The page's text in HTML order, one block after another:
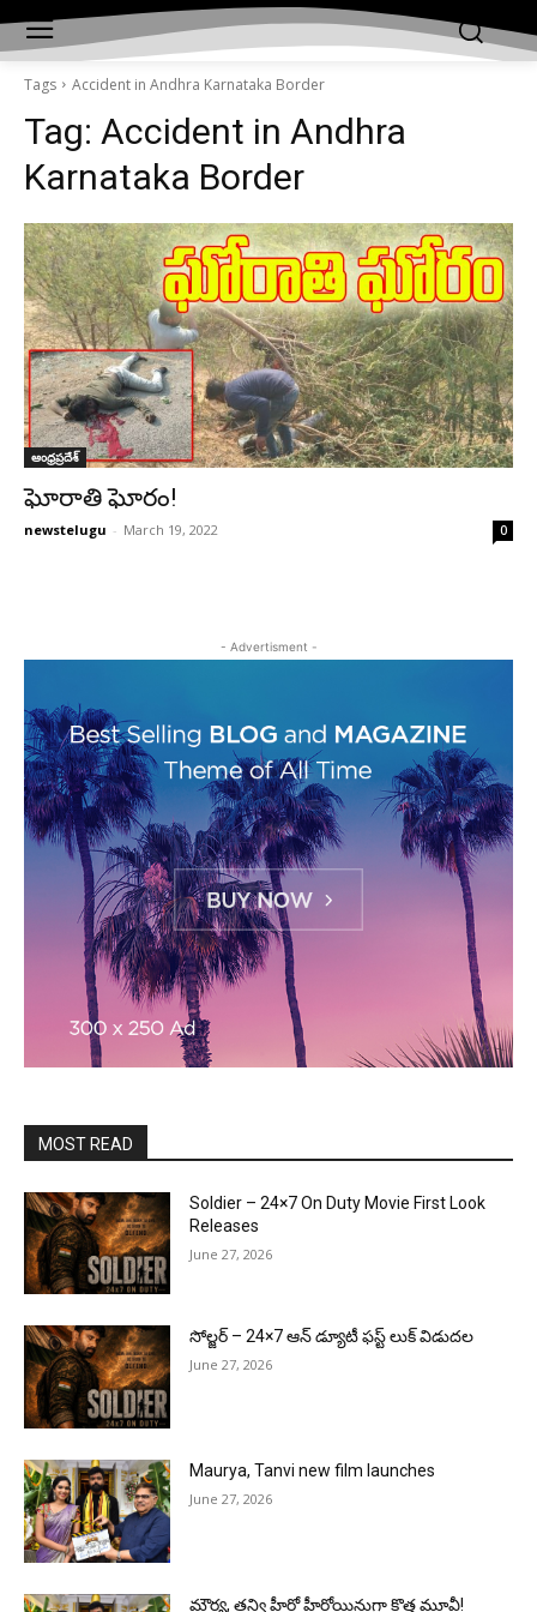
Tags Accident in Andhra Karnataka Border
Tag: Accident in Andhra
Karnataka Border
ఆంధ్రప్రదేశ్‌
ఘోరాతి ఘోరం!
newstelugu - March 19, 2022 0
- Advertisment -
MOST READ
Soldier – 24×7 On Duty Movie First Look
Releases
June 27, 2026
సోల్జర్ – 24×7 ఆన్ డ్యూటీ ఫస్ట్ లుక్ విడుదల
June 27, 2026
Maurya, Tanvi new film launches
June 27, 2026
మౌర్య‌, త‌న్వి హీరో హీరోయిన్లుగా కొత్త మూవీ!